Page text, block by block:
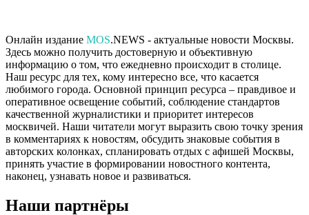
Онлайн издание MOS.NEWS - актуальные новости Москвы.
Здесь можно получить достоверную и объективную
информацию о том, что ежедневно происходит в столице.
Наш ресурс для тех, кому интересно все, что касается
любимого города. Основной принцип ресурса – правдивое и
оперативное освещение событий, соблюдение стандартов
качественной журналистики и приоритет интересов
москвичей. Наши читатели могут выразить свою точку зрения
в комментариях к новостям, обсудить знаковые события в
авторских колонках, спланировать отдых с афишей Москвы,
принять участие в формировании новостного контента,
наконец, узнавать новое и развиваться.
Наши партнёры